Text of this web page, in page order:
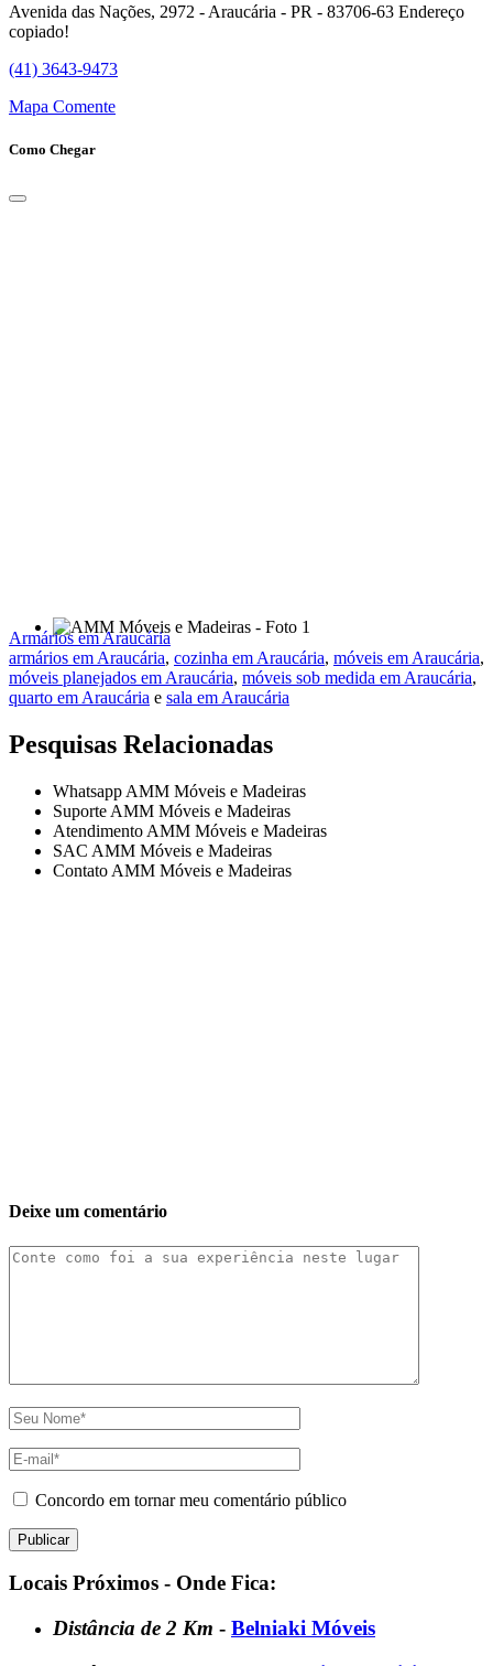
Avenida das Nações, 2972 - Araucária - PR - 83706-63 Endereço
copiado!
(41) 3643-9473
Mapa Comente
Como Chegar
Armários em Araucária
armários em Araucária, cozinha em Araucária, móveis em Araucária,
móveis planejados em Araucária, móveis sob medida em Araucária,
quarto em Araucária e sala em Araucária
Pesquisas Relacionadas
Whatsapp AMM Móveis e Madeiras
Suporte AMM Móveis e Madeiras
Atendimento AMM Móveis e Madeiras
SAC AMM Móveis e Madeiras
Contato AMM Móveis e Madeiras
Deixe um comentário
Concordo em tornar meu comentário público
Locais Próximos - Onde Fica:
Distância de 2 Km - Belniaki Móveis